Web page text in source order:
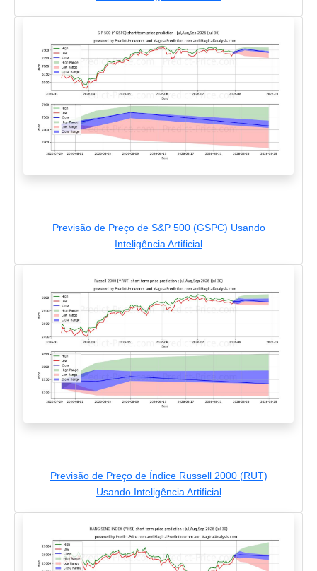
Previsão de Preço de S&P 500 (GSPC) Usando
Inteligência Artificial
Previsão de Preço de Índice Russell 2000 (RUT)
Usando Inteligência Artificial